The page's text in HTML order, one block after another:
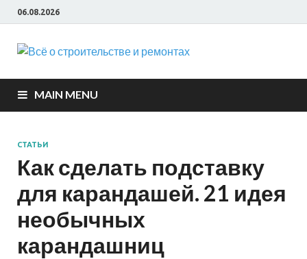
06.08.2026
Всё о
MAIN MENU
СТАТЬИ
Как сделать подставку
для карандашей. 21 идея
необычных
карандашниц